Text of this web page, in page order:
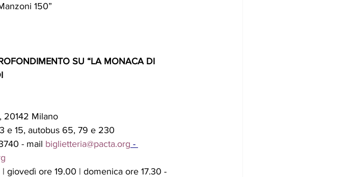
150”
SU “LA MONACA DI
20142 Milano
e 15, autobus 65, 79 e 230
- mail biglietteria@pacta.org -
giovedì ore 19.00 | domenica ore 17.30 -